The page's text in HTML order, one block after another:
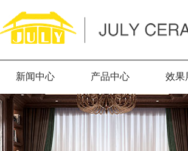
新闻中心 产品中心 效果